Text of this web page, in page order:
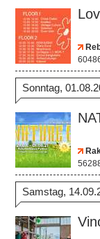
Sonntag,
Samstag,